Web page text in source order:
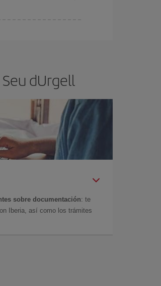
dUrgell
sobre documentación: te
Iberia, así como los trámites